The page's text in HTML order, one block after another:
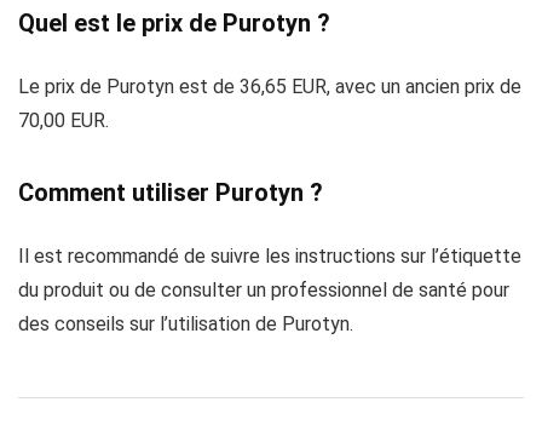
Quel est le prix de Purotyn ?
Le prix de Purotyn est de 36,65 EUR, avec un ancien prix de
70,00 EUR.
Comment utiliser Purotyn ?
Il est recommandé de suivre les instructions sur l’étiquette
du produit ou de consulter un professionnel de santé pour
des conseils sur l’utilisation de Purotyn.